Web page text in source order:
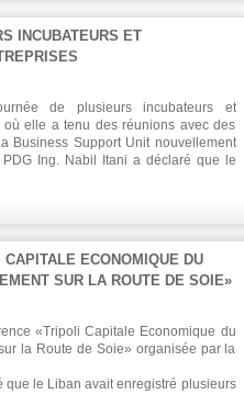
existe de nombreux secteurs qui ne
INCUBATEURS ET
de plusieurs incubateurs et
où elle a tenu des réunions avec des
Business Support Unit nouvellement
Ing. Nabil Itani a déclaré que le
de la disponibilité de ressources
domaine.
ECONOMIQUE DU
SUR LA ROUTE DE SOIE»
«Tripoli Capitale Economique du
la Route de Soie» organisée par la
que le Liban avait enregistré plusieurs